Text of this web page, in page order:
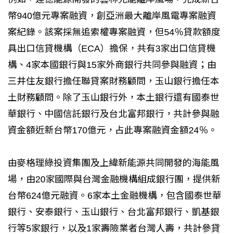
幣940億元專案融資，創亞洲最大離岸風電專案融資
案紀錄。該案採無追索權專案融資，但54％貸款額度
具出口信貸機構（ECA）擔保，共有3家出口信貸機
構、4家本國銀行與15家外商銀行共同參與融資；由
三井住友銀行擔任聯貸案財務顧問，玉山銀行擔任本
土財務顧問。除了玉山銀行外，本土銀行還有國泰世
華銀行、中國信託銀行及台北富邦銀行，共計參與融
資金額近新台幣170億元，占此專案融資金額24％。
由麥格理綠投資集團及上緯新能源共同開發的海能風
場，由20家國際與台灣金融機構組成銀行團，提供新
台幣624億元融資。6家本土金融機構，包含國泰世華
銀行、安泰銀行、玉山銀行、台北富邦銀行、凱基銀
行等5家銀行，以及1家壽險業者台灣人壽，共計參貸